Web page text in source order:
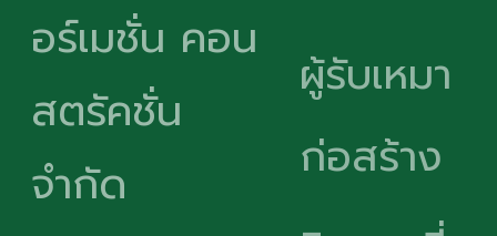
อร์เมชั่น คอน
สตรัคชั่น
จำกัด
ผู้รับเหมา
ก่อสร้าง